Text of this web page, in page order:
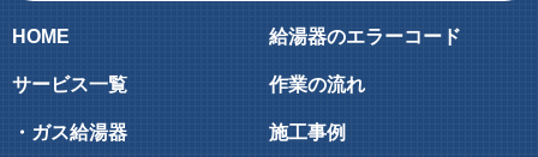
HOME
サービス一覧
・ガス給湯器
給湯器のエラーコード
作業の流れ
施工事例